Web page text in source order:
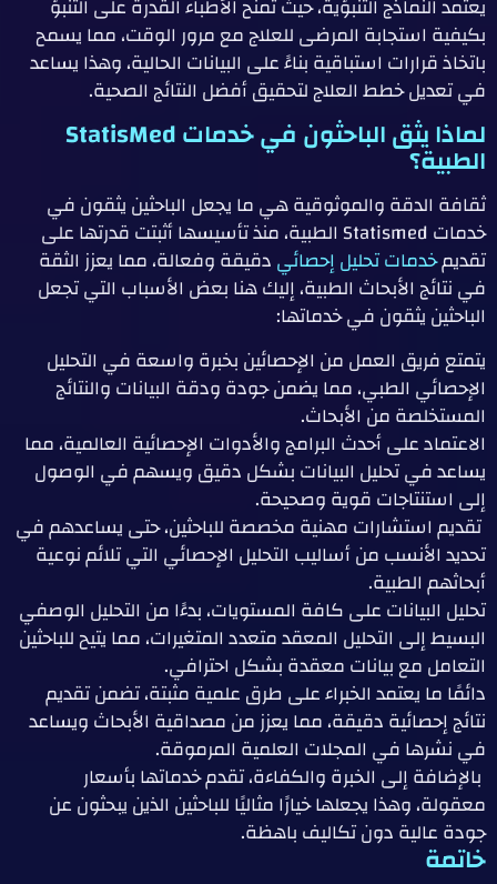
يعتمد النماذج التنبؤية، حيث تمنح الأطباء القدرة على التنبؤ
بكيفية استجابة المرضى للعلاج مع مرور الوقت، مما يسمح
باتخاذ قرارات استباقية بناءً على البيانات الحالية، وهذا يساعد
في تعديل خطط العلاج لتحقيق أفضل النتائج الصحية.
لماذا يثق الباحثون في خدمات StatisMed
الطبية؟
ثقافة الدقة والموثوقية هي ما يجعل الباحثين يثقون في
خدمات Statismed الطبية، منذ تأسيسها أثبتت قدرتها على
تقديمخدمات تحليل إحصائيدقيقة وفعالة، مما يعزز الثقة
في نتائج الأبحاث الطبية، إليك هنا بعض الأسباب التي تجعل
الباحثين يثقون في خدماتها:
يتمتع فريق العمل من الإحصائين بخبرة واسعة في التحليل
الإحصائي الطبي، مما يضمن جودة ودقة البيانات والنتائج
المستخلصة من الأبحاث.
الاعتماد على أحدث البرامج والأدوات الإحصائية العالمية، مما
يساعد في تحليل البيانات بشكل دقيق ويسهم في الوصول
إلى استنتاجات قوية وصحيحة.
تقديم استشارات مهنية مخصصة للباحثين، حتى يساعدهم في
تحديد الأنسب من أساليب التحليل الإحصائي التي تلائم نوعية
أبحاثهم الطبية.
تحليل البيانات على كافة المستويات، بدءًا من التحليل الوصفي
البسيط إلى التحليل المعقد متعدد المتغيرات، مما يتيح للباحثين
التعامل مع بيانات معقدة بشكل احترافي.
دائمًا ما يعتمد الخبراء على طرق علمية مثبتة، تضمن تقديم
نتائج إحصائية دقيقة، مما يعزز من مصداقية الأبحاث ويساعد
في نشرها في المجلات العلمية المرموقة.
بالإضافة إلى الخبرة والكفاءة، تقدم خدماتها بأسعار
معقولة، وهذا يجعلها خيارًا مثاليًا للباحثين الذين يبحثون عن
جودة عالية دون تكاليف باهظة.
خاتمة